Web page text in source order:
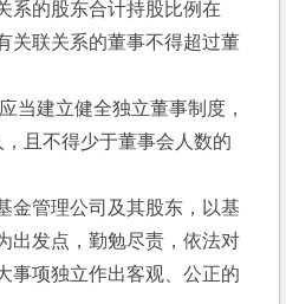
系的股东合计持股比例在
关联关系的董事不得超过董
当建立健全独立董事制度，
且不得少于董事会人数的
管理公司及其股东，以基
出发点，勤勉尽责，依法对
事项独立作出客观、公正的